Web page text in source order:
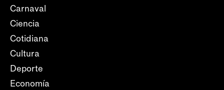
Carnaval
Ciencia
Cotidiana
Cultura
Deporte
Economía